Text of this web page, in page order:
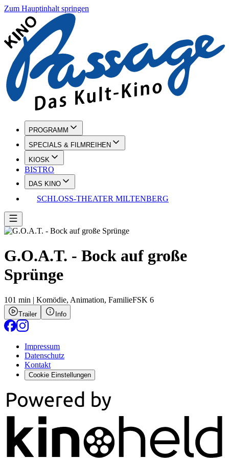
Zum Hauptinhalt springen
PROGRAMM
SPECIALS & FILMREIHEN
KIOSK
BISTRO
DAS KINO
SCHLOSS-THEATER MILTENBERG
G.O.A.T. - Bock auf große
Sprünge
101 min | Komödie, Animation, FamilieFSK 6
Trailer Info
Impressum
Datenschutz
Kontakt
Cookie Einstellungen